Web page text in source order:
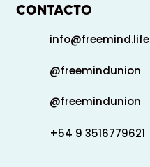
CONTACTO
info@freemind.life
@freemindunion
@freemindunion
+54 9 3516779621